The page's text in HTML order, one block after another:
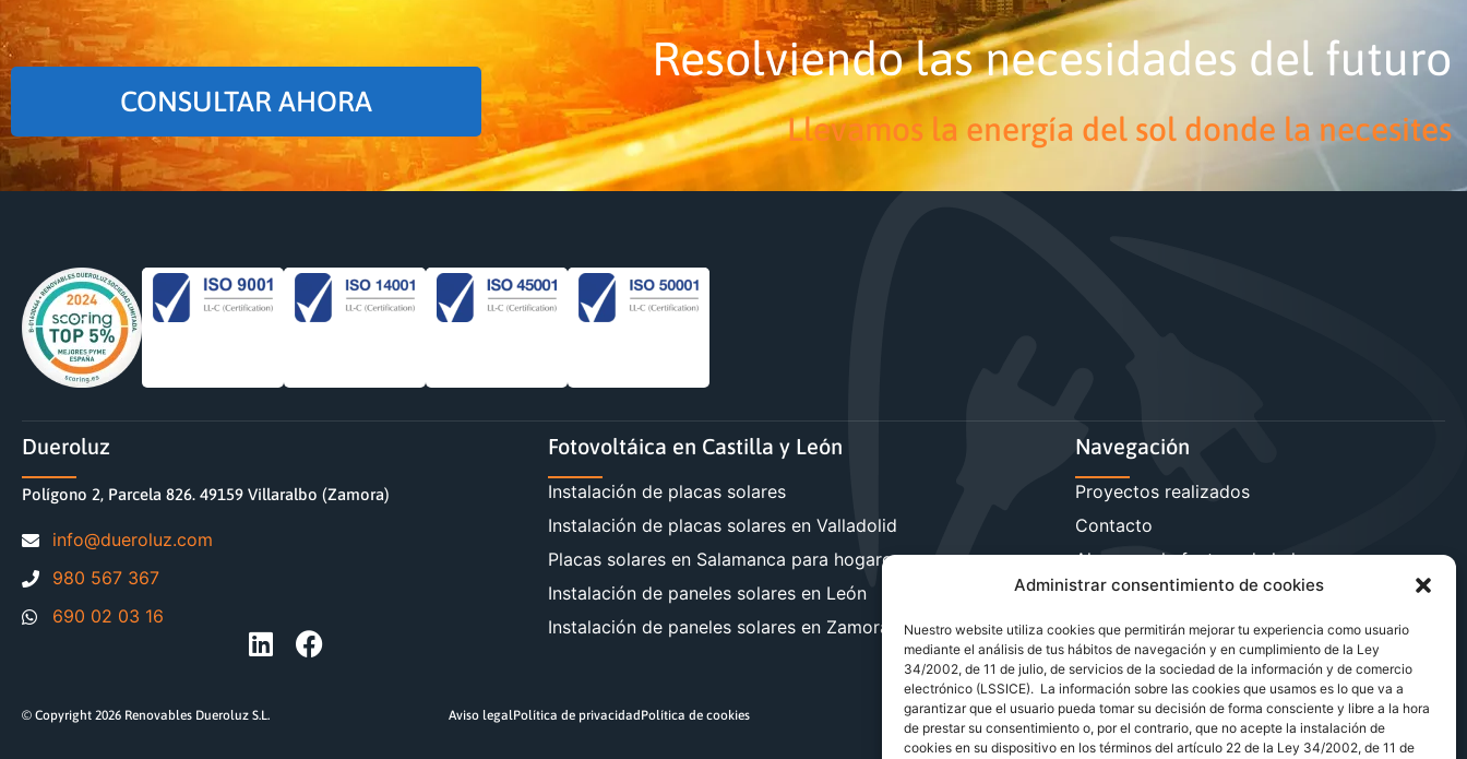
Administrar consentimiento de cookies
Nuestro website utiliza cookies que permitirán mejorar tu experiencia como usuario
mediante el análisis de tus hábitos de navegación y en cumplimiento de la Ley
34/2002, de 11 de julio, de servicios de la sociedad de la información y de comercio
electrónico (LSSICE). La información sobre las cookies que usamos es lo que va a
garantizar que el usuario pueda tomar su decisión de forma consciente y libre a la hora
de prestar su consentimiento o, por el contrario, que no acepte la instalación de
cookies en su dispositivo en los términos del artículo 22 de la Ley 34/2002, de 11 de
CONSULTAR AHORA
Resolviendo las necesidades del futuro
Llevamos la energía del sol donde la necesites
Dueroluz
Polígono 2, Parcela 826. 49159 Villaralbo (Zamora)
moc.zuloreud@ofni
980 567 367
690 02 03 16
Fotovoltáica en Castilla y León
Instalación de placas solares
Instalación de placas solares en Valladolid
Placas solares en Salamanca para hogares y empresa
Instalación de paneles solares en León
Instalación de paneles solares en Zamora
Navegación
Proyectos realizados
Contacto
Ahorra en la factura de la luz
Reduce la carga reactiva
Más servicios energéticos
Blog de energía y ahorro
© Copyright 2026 Renovables Dueroluz S.L. Aviso legalPolítica de privacidadPolítica de cookies